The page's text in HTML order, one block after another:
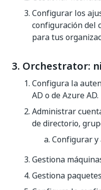
Configurar los
configuración del
para tus
3. Orchestrator:
Configura la
AD o de Azure AD.
Administrar
de directorio,
Configurar y
Gestiona
Gestiona